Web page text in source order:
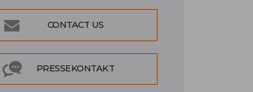
CONTACT US
PRESSEKONTAKT